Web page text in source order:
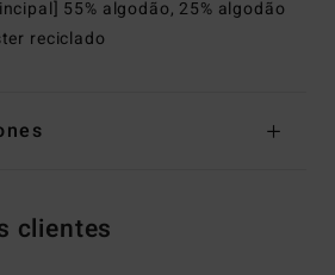
55% algodão, 25% algodão
reciclado
clientes